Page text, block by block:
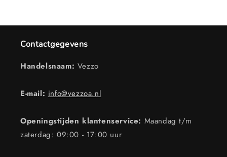
Contactgegevens
Handelsnaam: Vezzo
E-mail: info@vezzoa.nl
Openingstijden klantenservice: Maandag t/m
zaterdag: 09:00 - 17:00 uur